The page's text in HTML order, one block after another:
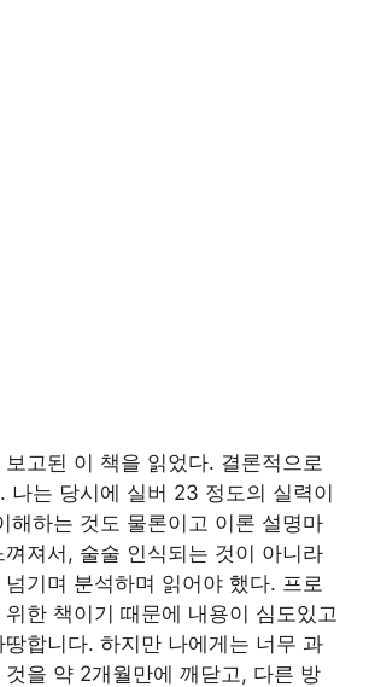
보고된 이 책을 읽었다. 결론적으로
나는 당시에 실버 23 정도의 실력이
해하는 것도 물론이고 이론 설명마
져서, 술술 인식되는 것이 아니라
기며 분석하며 읽어야 했다. 프로
위한 책이기 때문에 내용이 심도있고
합니다. 하지만 나에게는 너무 과
것을 약 2개월만에 깨닫고, 다른 방